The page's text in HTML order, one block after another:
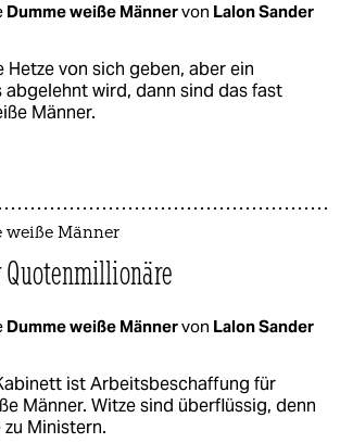
Dumme weiße Männervon Lalon Sander
Hetze von sich geben, aber ein
abgelehnt wird, dann sind das fast
Männer.
weiße Männer
Dumme weiße Männervon Lalon Sander
ist Arbeitsbeschaffung für
Männer. Witze sind überflüssig, denn
Ministern.